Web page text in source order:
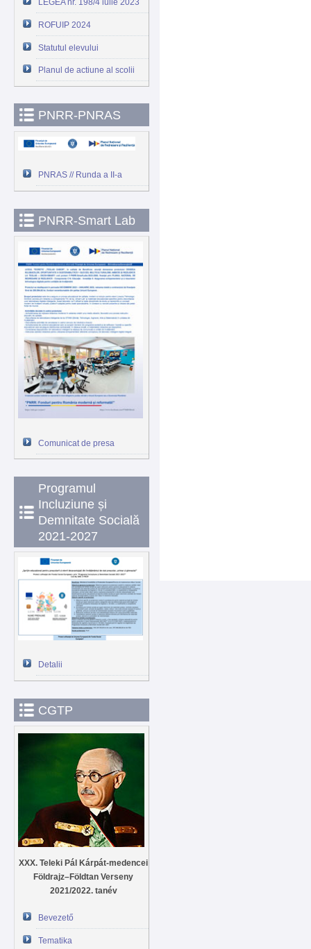
LEGEA nr. 198/4 iulie 2023
ROFUIP 2024
Statutul elevului
Planul de actiune al scolii
PNRR-PNRAS
PNRAS // Runda a II-a
PNRR-Smart Lab
Comunicat de presa
Programul
Incluziune și
Demnitate Socială
2021-2027
Detalii
CGTP
XXX. Teleki Pál Kárpát-medencei
Földrajz–Földtan Verseny
2021/2022. tanév
Bevezető
Tematika